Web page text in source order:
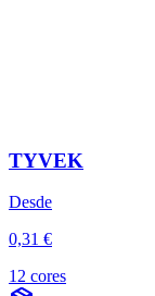
TYVEK
Desde
0,31 €
12 cores